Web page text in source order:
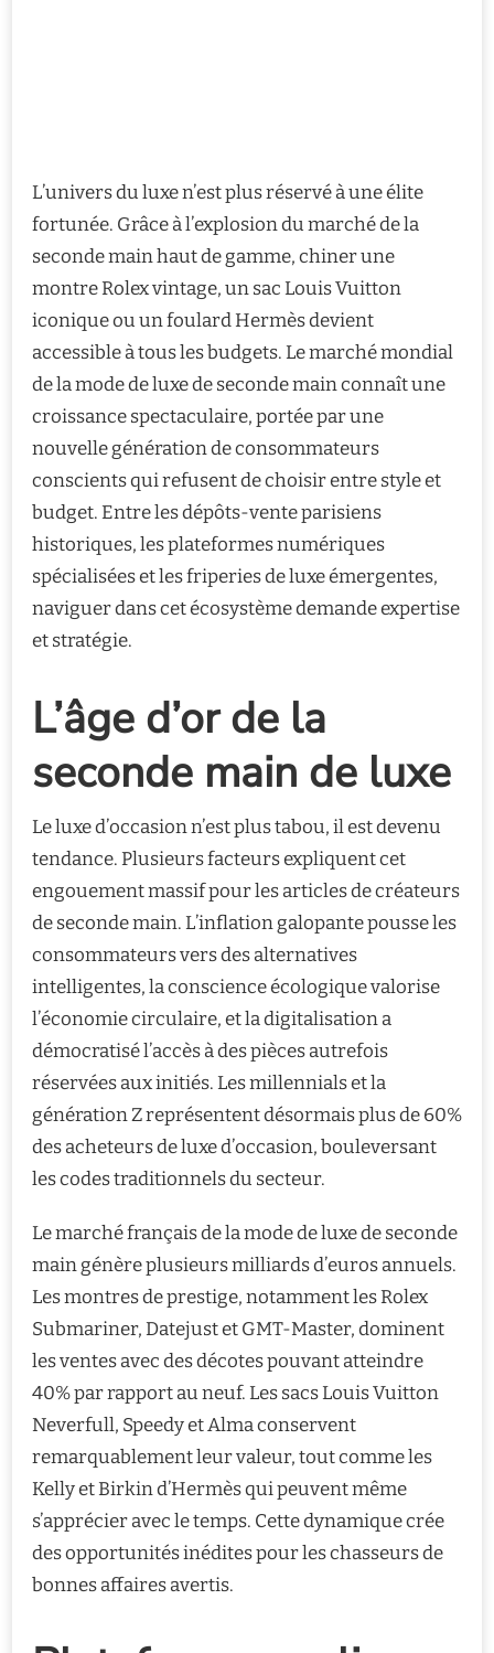
L’univers du luxe n’est plus réservé à une élite
fortunée. Grâce à l’explosion du marché de la
seconde main haut de gamme, chiner une
montre Rolex vintage, un sac Louis Vuitton
iconique ou un foulard Hermès devient
accessible à tous les budgets. Le marché mondial
de la mode de luxe de seconde main connaît une
croissance spectaculaire, portée par une
nouvelle génération de consommateurs
conscients qui refusent de choisir entre style et
budget. Entre les dépôts-vente parisiens
historiques, les plateformes numériques
spécialisées et les friperies de luxe émergentes,
naviguer dans cet écosystème demande expertise
et stratégie.
L’âge d’or de la
seconde main de luxe
Le luxe d’occasion n’est plus tabou, il est devenu
tendance. Plusieurs facteurs expliquent cet
engouement massif pour les articles de créateurs
de seconde main. L’inflation galopante pousse les
consommateurs vers des alternatives
intelligentes, la conscience écologique valorise
l’économie circulaire, et la digitalisation a
démocratisé l’accès à des pièces autrefois
réservées aux initiés. Les millennials et la
génération Z représentent désormais plus de 60%
des acheteurs de luxe d’occasion, bouleversant
les codes traditionnels du secteur.
Le marché français de la mode de luxe de seconde
main génère plusieurs milliards d’euros annuels.
Les montres de prestige, notamment les Rolex
Submariner, Datejust et GMT-Master, dominent
les ventes avec des décotes pouvant atteindre
40% par rapport au neuf. Les sacs Louis Vuitton
Neverfull, Speedy et Alma conservent
remarquablement leur valeur, tout comme les
Kelly et Birkin d’Hermès qui peuvent même
s’apprécier avec le temps. Cette dynamique crée
des opportunités inédites pour les chasseurs de
bonnes affaires avertis.